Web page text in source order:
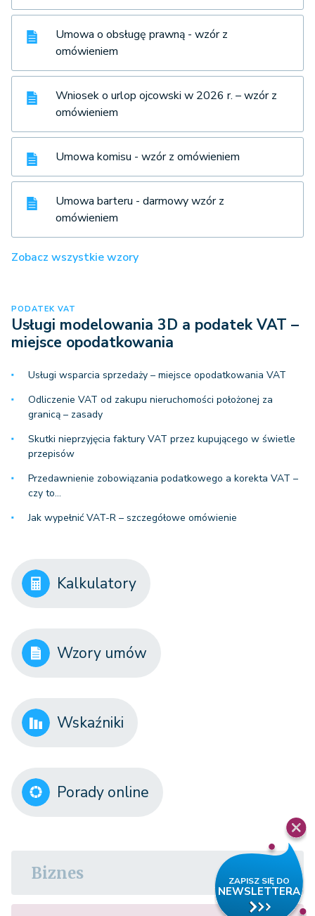
Umowa o obsługę prawną - wzór z
omówieniem
Wniosek o urlop ojcowski w 2026 r. – wzór z
omówieniem
Umowa komisu - wzór z omówieniem
Umowa barteru - darmowy wzór z
omówieniem
Zobacz wszystkie wzory
PODATEK VAT
Usługi modelowania 3D a podatek VAT –
miejsce opodatkowania
Usługi wsparcia sprzedaży – miejsce opodatkowania VAT
Odliczenie VAT od zakupu nieruchomości położonej za
granicą – zasady
Skutki nieprzyjęcia faktury VAT przez kupującego w świetle
przepisów
Przedawnienie zobowiązania podatkowego a korekta VAT –
czy to…
Jak wypełnić VAT-R – szczegółowe omówienie
Kalkulatory
Wzory umów
Wskaźniki
Porady online
Biznes